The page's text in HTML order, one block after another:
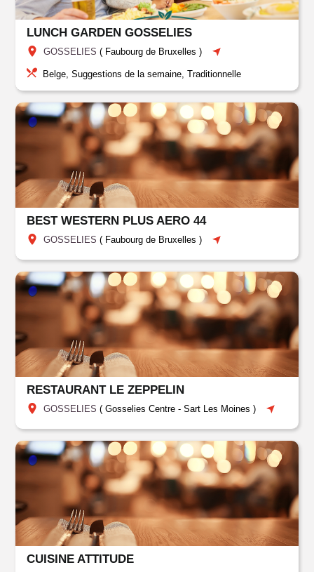
LUNCH GARDEN GOSSELIES
GOSSELIES ( Faubourg de Bruxelles )
Belge, Suggestions de la semaine, Traditionnelle
BEST WESTERN PLUS AERO 44
GOSSELIES ( Faubourg de Bruxelles )
RESTAURANT LE ZEPPELIN
GOSSELIES (Gosselies Centre - Sart Les Moines )
CUISINE ATTITUDE